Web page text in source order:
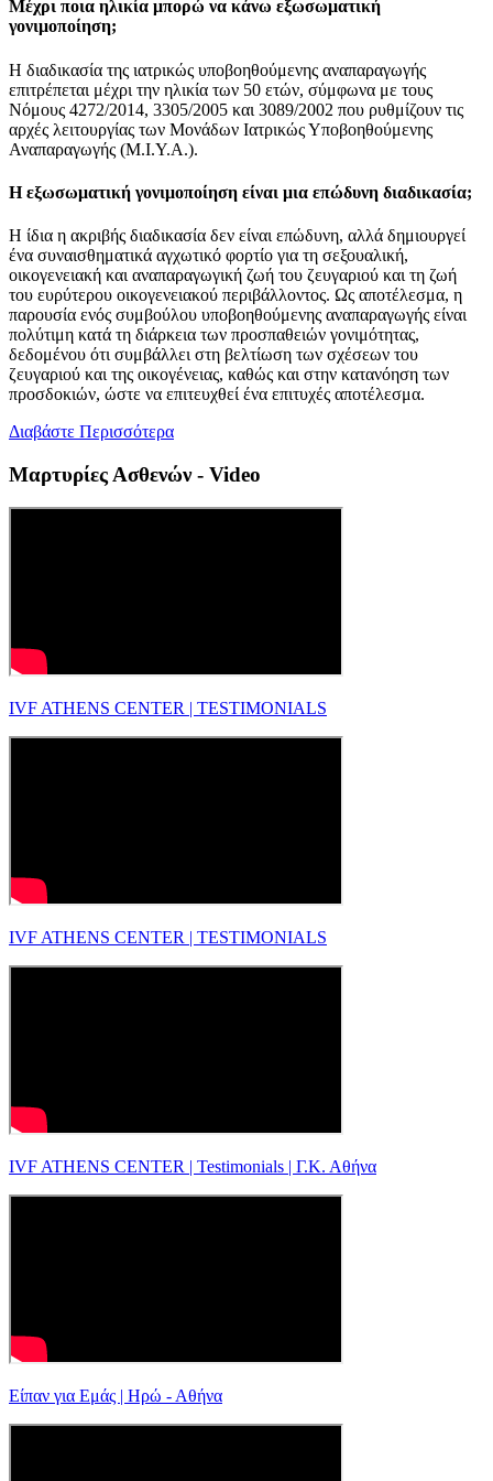
μέχρι ποια ηλικία μπορώ να κάνω εξωσωματική
γονιμοποίηση;
Η διαδικασία της ιατρικώς υποβοηθούμενης αναπαραγωγής
επιτρέπεται μέχρι την ηλικία των 50 ετών, σύμφωνα με τους
Νόμους 4272/2014, 3305/2005 και 3089/2002 που ρυθμίζουν τις
αρχές λειτουργίας των Μονάδων Ιατρικώς Υποβοηθούμενης
Αναπαραγωγής (Μ.Ι.Υ.Α.).
η εξωσωματική γονιμοποίηση είναι μια επώδυνη διαδικασία;
Η ίδια η ακριβής διαδικασία δεν είναι επώδυνη, αλλά δημιουργεί
ένα συναισθηματικά αγχωτικό φορτίο για τη σεξουαλική,
οικογενειακή και αναπαραγωγική ζωή του ζευγαριού και τη ζωή
του ευρύτερου οικογενειακού περιβάλλοντος. Ως αποτέλεσμα, η
παρουσία ενός συμβούλου υποβοηθούμενης αναπαραγωγής είναι
πολύτιμη κατά τη διάρκεια των προσπαθειών γονιμότητας,
δεδομένου ότι συμβάλλει στη βελτίωση των σχέσεων του
ζευγαριού και της οικογένειας, καθώς και στην κατανόηση των
προσδοκιών, ώστε να επιτευχθεί ένα επιτυχές αποτέλεσμα.
Διαβάστε Περισσότερα
Μαρτυρίες Ασθενών - Video
IVF ATHENS CENTER | TESTIMONIALS
IVF ATHENS CENTER | TESTIMONIALS
IVF ATHENS CENTER | Testimonials | Γ.Κ. Αθήνα
Είπαν για Εμάς | Ηρώ - Αθήνα